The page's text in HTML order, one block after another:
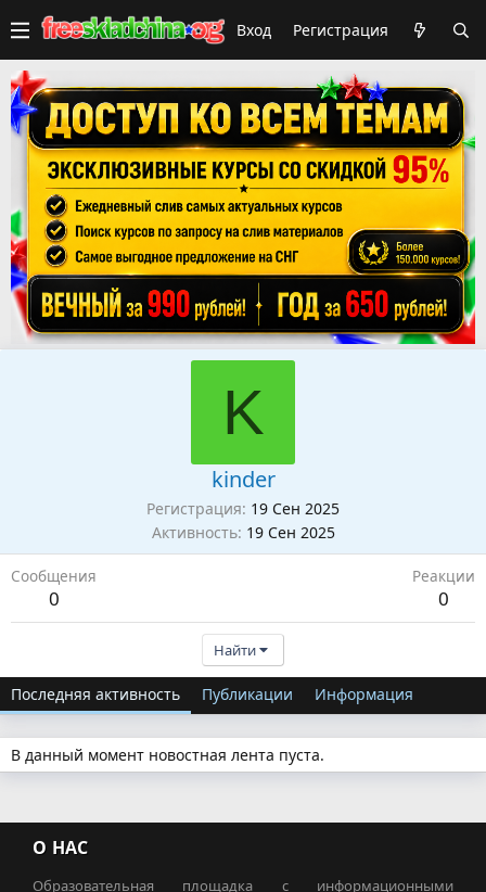
Вход Регистрация
K
kinder
Регистрация 19 Сен 2025
Активность 19 Сен 2025
Сообщения
0
Реакции
0
Найти
Последняя активность Публикации Информация
В данный момент новостная лента пуста.
О НАС
Образовательная площадка с информационными